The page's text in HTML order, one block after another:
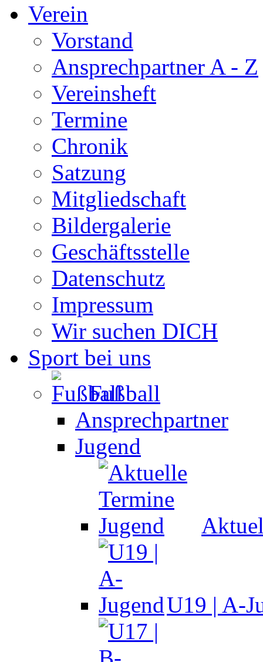
Verein
Vorstand
Ansprechpartner A - Z
Vereinsheft
Termine
Chronik
Satzung
Mitgliedschaft
Bildergalerie
Geschäftsstelle
Datenschutz
Impressum
Wir suchen DICH
Sport bei uns
Fußball
Ansprechpartner
Jugend
U19 | A-